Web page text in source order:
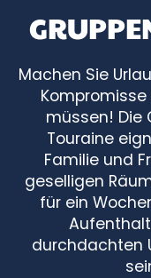
Machen Sie
müssen! Die
Touraine
Familie und
geselligen
für ein
durchdachten